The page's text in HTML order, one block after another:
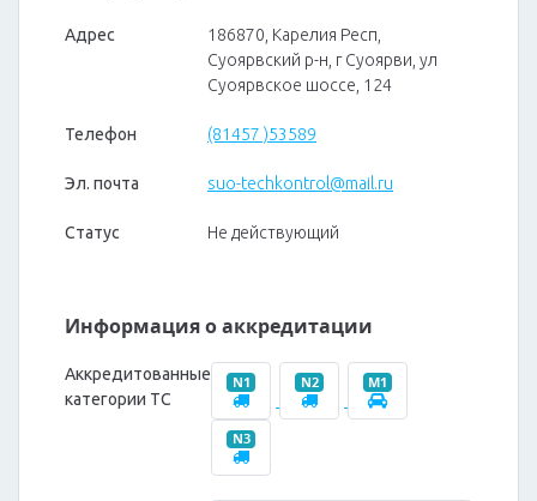
Адрес
186870, Карелия Респ,
Суоярвский р-н, г Суоярви, ул
Суоярвское шоссе, 124
Телефон (81457 )53589
Эл. почта suo-techkontrol@mail.ru
Статус Не действующий
Информация о аккредитации
Аккредитованные
категории ТС
N1 N2 M1
N3